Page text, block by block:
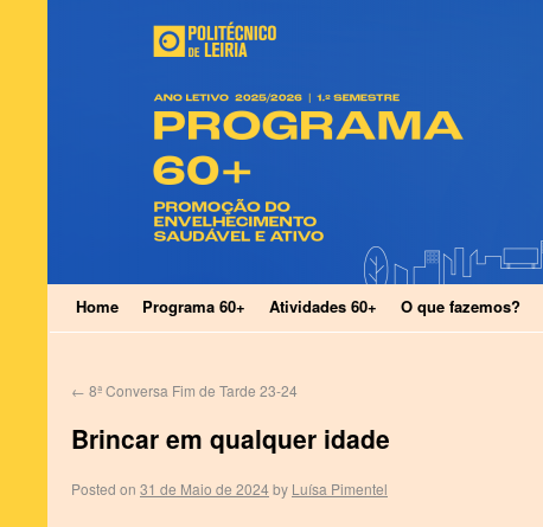
Home Programa 60+ Atividades 60+ O que fazemos?
← 8ª Conversa Fim de Tarde 23-24
Brincar em qualquer idade
Posted on 31 de Maio de 2024by Luísa Pimentel